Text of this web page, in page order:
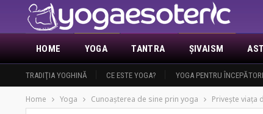
HOME
ACTUALITATE DEMASCAREA MASONERIEI ANUNŢURI
YOGA
TRADIŢIA YOGHINĂ CE ESTE YOGA? YOGA PENTRU ÎNCEPĂTORI
TANTRA ŞIVAISM
Home Yoga Cunoaşterea de sine prin yoga Priveşte viaţa